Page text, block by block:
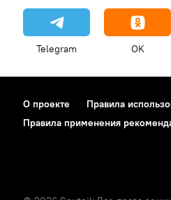
Telegram OK
О проекте Правила
Правила применения